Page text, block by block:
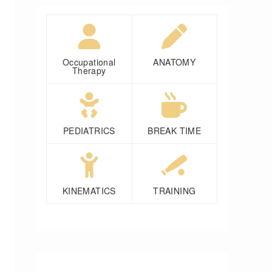
Occupational
Therapy
ANATOMY
PEDIATRICS BREAK TIME
KINEMATICS TRAINING